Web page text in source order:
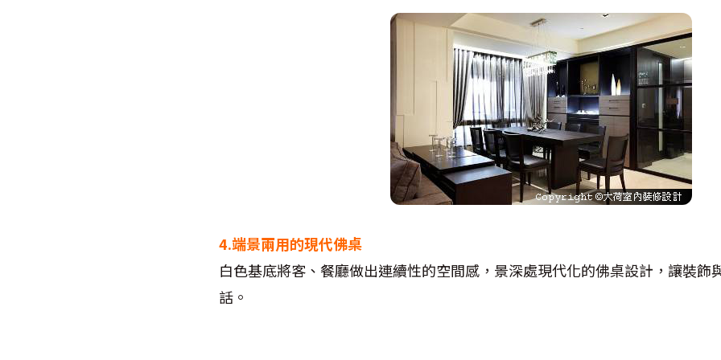
4.端景兩用的現代佛桌
白色基底將客、餐廳做出連續性的空間感，景深處現代化的佛桌設計，讓裝飾
話。